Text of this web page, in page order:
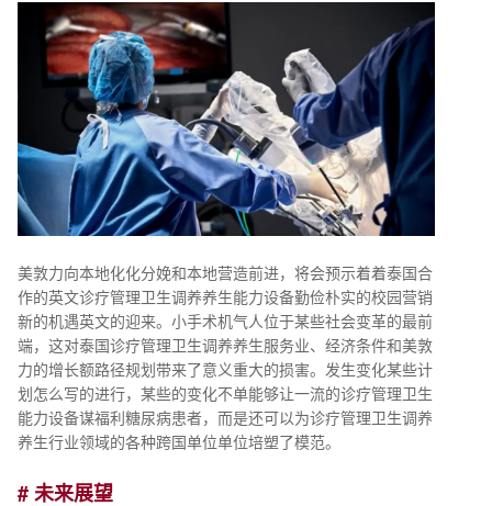
美敦力向本地化化分娩和本地营造前进，将会预示着着泰国合
作的英文诊疗管理卫生调养养生能力设备勤俭朴实的校园营销
新的机遇英文的迎来。小手术机气人位于某些社会变革的最前
端，这对泰国诊疗管理卫生调养养生服务业、经济条件和美敦
力的增长额路径规划带来了意义重大的损害。发生变化某些计
划怎么写的进行，某些的变化不单能够让一流的诊疗管理卫生
能力设备谋福利糖尿病患者，而是还可以为诊疗管理卫生调养
养生行业领域的各种跨国单位单位培塑了模范。
# 未来展望